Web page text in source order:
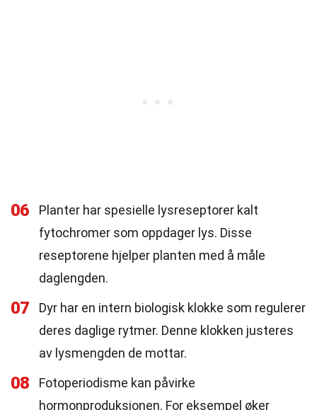
06
Planter har spesielle lysreseptorer kalt
fytochromer som oppdager lys. Disse
reseptorene hjelper planten med å måle
daglengden.
07
Dyr har en intern biologisk klokke som regulerer
deres daglige rytmer. Denne klokken justeres
av lysmengden de mottar.
08
Fotoperiodisme kan påvirke
hormonproduksjonen. For eksempel øker